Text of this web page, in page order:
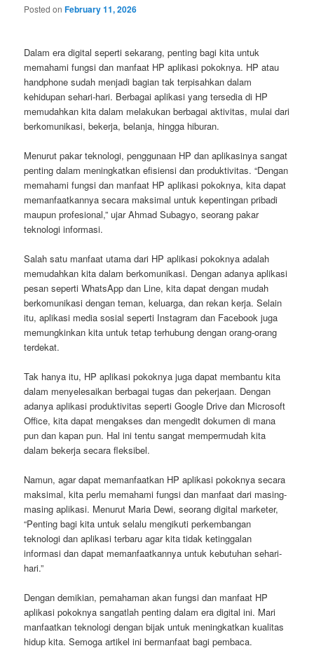
Posted onFebruary 11, 2026
Dalam era digital seperti sekarang, penting bagi kita untuk
memahami fungsi dan manfaat HP aplikasi pokoknya. HP atau
handphone sudah menjadi bagian tak terpisahkan dalam
kehidupan sehari-hari. Berbagai aplikasi yang tersedia di HP
memudahkan kita dalam melakukan berbagai aktivitas, mulai dari
berkomunikasi, bekerja, belanja, hingga hiburan.
Menurut pakar teknologi, penggunaan HP dan aplikasinya sangat
penting dalam meningkatkan efisiensi dan produktivitas. “Dengan
memahami fungsi dan manfaat HP aplikasi pokoknya, kita dapat
memanfaatkannya secara maksimal untuk kepentingan pribadi
maupun profesional,” ujar Ahmad Subagyo, seorang pakar
teknologi informasi.
Salah satu manfaat utama dari HP aplikasi pokoknya adalah
memudahkan kita dalam berkomunikasi. Dengan adanya aplikasi
pesan seperti WhatsApp dan Line, kita dapat dengan mudah
berkomunikasi dengan teman, keluarga, dan rekan kerja. Selain
itu, aplikasi media sosial seperti Instagram dan Facebook juga
memungkinkan kita untuk tetap terhubung dengan orang-orang
terdekat.
Tak hanya itu, HP aplikasi pokoknya juga dapat membantu kita
dalam menyelesaikan berbagai tugas dan pekerjaan. Dengan
adanya aplikasi produktivitas seperti Google Drive dan Microsoft
Office, kita dapat mengakses dan mengedit dokumen di mana
pun dan kapan pun. Hal ini tentu sangat mempermudah kita
dalam bekerja secara fleksibel.
Namun, agar dapat memanfaatkan HP aplikasi pokoknya secara
maksimal, kita perlu memahami fungsi dan manfaat dari masing-
masing aplikasi. Menurut Maria Dewi, seorang digital marketer,
“Penting bagi kita untuk selalu mengikuti perkembangan
teknologi dan aplikasi terbaru agar kita tidak ketinggalan
informasi dan dapat memanfaatkannya untuk kebutuhan sehari-
hari.”
Dengan demikian, pemahaman akan fungsi dan manfaat HP
aplikasi pokoknya sangatlah penting dalam era digital ini. Mari
manfaatkan teknologi dengan bijak untuk meningkatkan kualitas
hidup kita. Semoga artikel ini bermanfaat bagi pembaca.